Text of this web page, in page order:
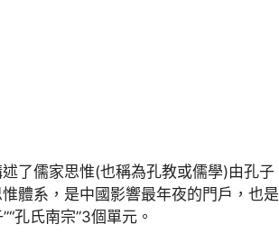
了儒家思惟(也稱為孔教或儒學)由孔子
體系，是中國影響最年夜的門戶，也是
孔氏南宗”3個單元。